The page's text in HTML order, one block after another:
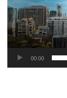
00:00